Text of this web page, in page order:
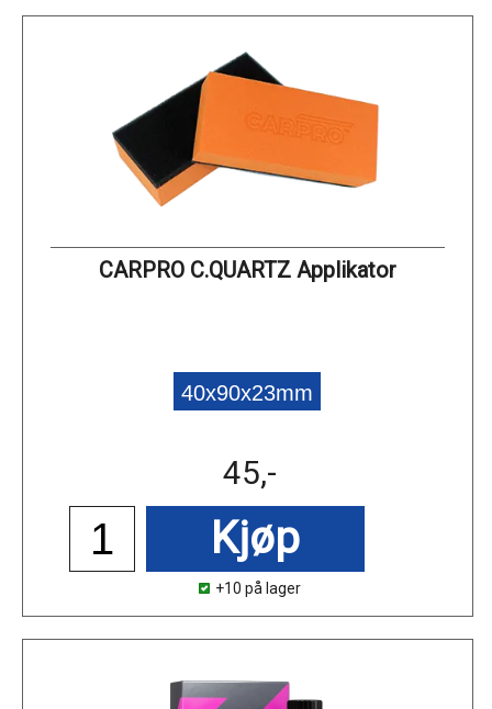
CARPRO C.QUARTZ Applikator
40x90x23mm
45,-
Kjøp
+10 på lager